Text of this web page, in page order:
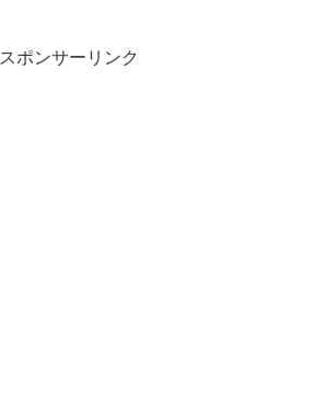
スポンサーリンク